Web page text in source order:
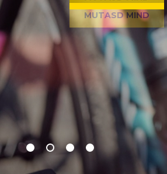
MUTASD MIND